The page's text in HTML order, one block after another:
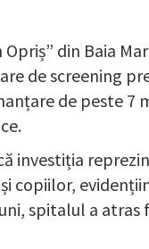
din Baia
de screening
de peste
investiția
copiilor,
spitalul a